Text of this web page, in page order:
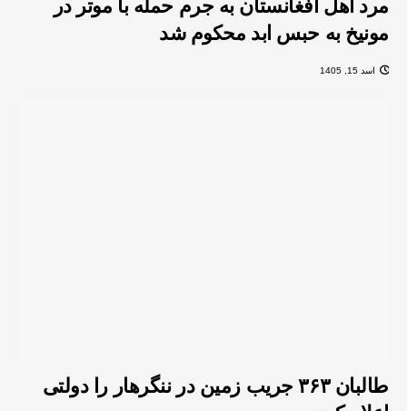
مرد اهل افغانستان به جرم حمله‌ با موتر در
مونیخ به حبس ابد محکوم شد
اسد 15, 1405
طالبان ۳۶۳ جریب زمین در ننگرهار را دولتی